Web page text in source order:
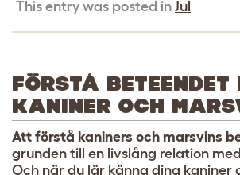
This entry was posted in Jul
FÖRSTÅ BETEENDET
KANINER OCH
Att förstå kaniners och marsvins
grunden till en livslång relation
Och när du lär känna dina kaniner